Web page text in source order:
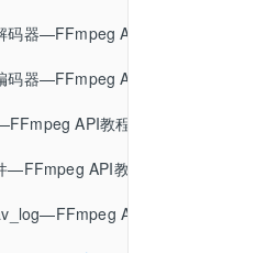
译链接基础知识
件—编译链接基础知识
链接基础知识
链接基础知识
链接基础知识
调试环境搭建
库—FFmpeg API教程
库—FFmpeg API教程
器—FFmpeg API教程
器—FFmpeg API教程
API教程
—FFmpeg API教程
API教程